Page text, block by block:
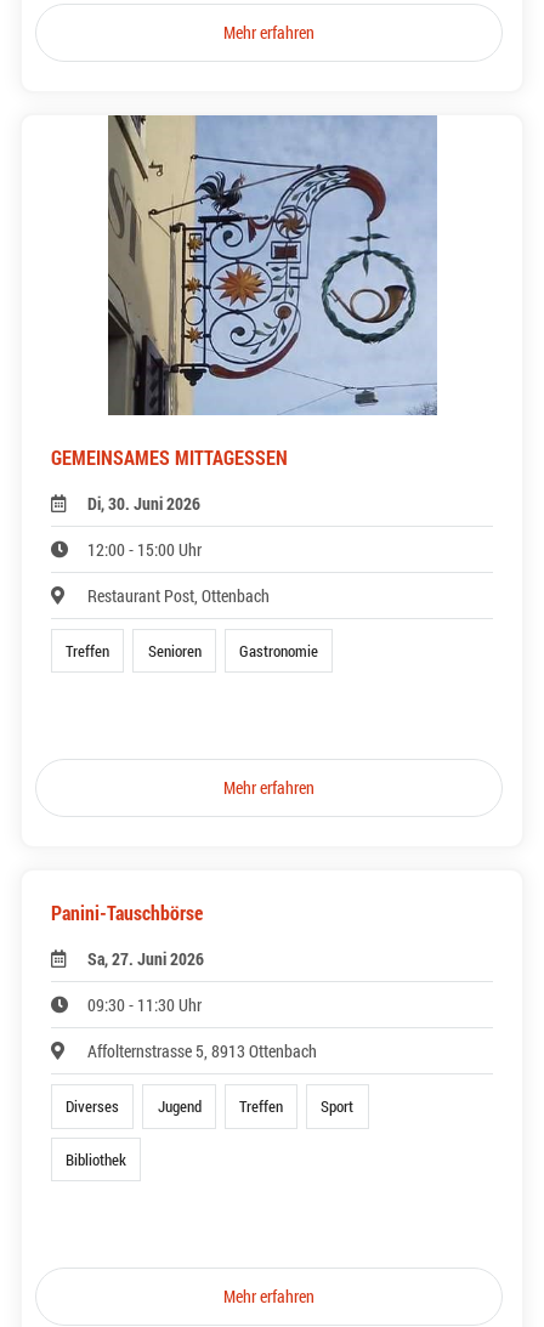
Mehr erfahren
GEMEINSAMES MITTAGESSEN
Di, 30. Juni 2026
12:00 - 15:00 Uhr
Restaurant Post, Ottenbach
Treffen Senioren Gastronomie
Mehr erfahren
Panini-Tauschbörse
Sa, 27. Juni 2026
09:30 - 11:30 Uhr
Affolternstrasse 5, 8913 Ottenbach
Diverses Jugend Treffen Sport
Bibliothek
Mehr erfahren